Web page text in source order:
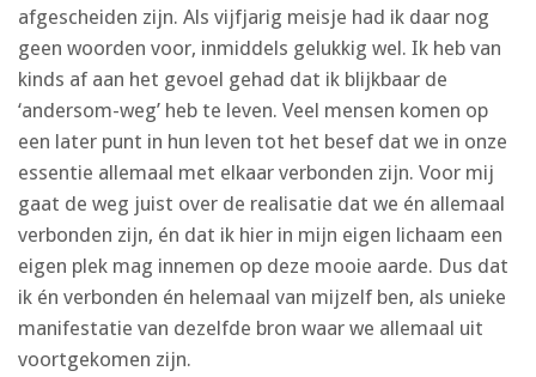
afgescheiden zijn. Als vijfjarig meisje had ik daar nog
geen woorden voor, inmiddels gelukkig wel. Ik heb van
kinds af aan het gevoel gehad dat ik blijkbaar de
‘andersom-weg’ heb te leven. Veel mensen komen op
een later punt in hun leven tot het besef dat we in onze
essentie allemaal met elkaar verbonden zijn. Voor mij
gaat de weg juist over de realisatie dat we én allemaal
verbonden zijn, én dat ik hier in mijn eigen lichaam een
eigen plek mag innemen op deze mooie aarde. Dus dat
ik én verbonden én helemaal van mijzelf ben, als unieke
manifestatie van dezelfde bron waar we allemaal uit
voortgekomen zijn.